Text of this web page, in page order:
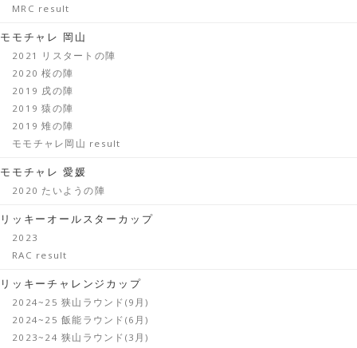
MRC result
モモチャレ 岡山
2021 リスタートの陣
2020 桜の陣
2019 戌の陣
2019 猿の陣
2019 雉の陣
モモチャレ岡山 result
モモチャレ 愛媛
2020 たいようの陣
リッキーオールスターカップ
2023
RAC result
リッキーチャレンジカップ
2024~25 狭山ラウンド(9月)
2024~25 飯能ラウンド(6月)
2023~24 狭山ラウンド(3月)